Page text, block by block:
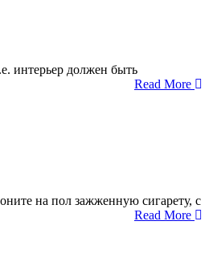
интерьер должен быть
Read More
на пол зажженную сигарету, с
Read More